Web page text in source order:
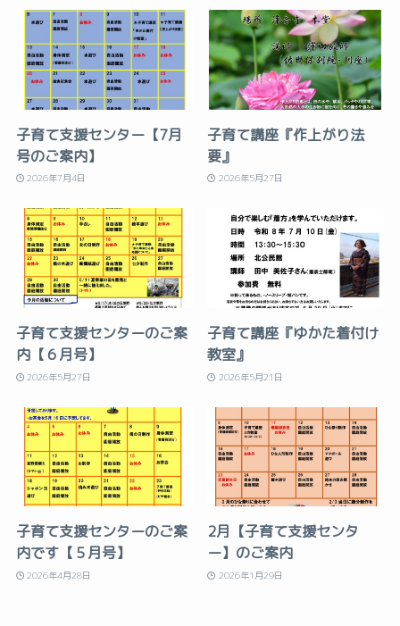
子育て支援センター【7月
号のご案内】
2026年7月4日
子育て講座『作上がり法
要』
2026年5月27日
子育て支援センターのご案
内【６月号】
2026年5月27日
子育て講座『ゆかた着付け
教室』
2026年5月21日
子育て支援センターのご案
内です【５月号】
2026年4月28日
2月【子育て支援センタ
ー】のご案内
2026年1月29日